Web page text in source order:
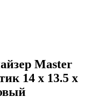
Master
14 x 13.5 x